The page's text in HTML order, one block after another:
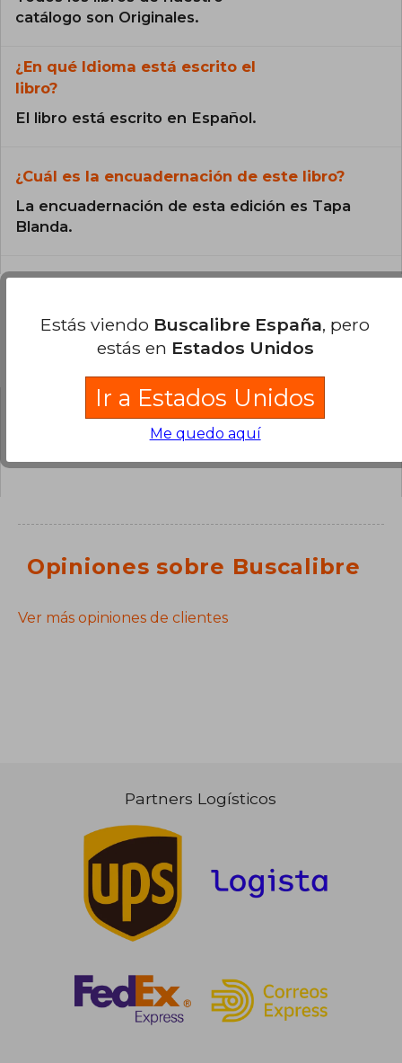
catálogo son Originales.
¿En qué Idioma está escrito el
libro?
El libro está escrito en Español.
¿Cuál es la encuadernación de este libro?
La encuadernación de esta edición es Tapa
Blanda.
Preguntas y respuestas sobre el libro
¿Tienes una pregunta sobre el libro?
Opiniones sobre Buscalibre
Ver más opiniones de clientes
Partners Logísticos
Estás viendo Buscalibre España, pero
estás en Estados Unidos
Ir a Estados Unidos
Me quedo aquí